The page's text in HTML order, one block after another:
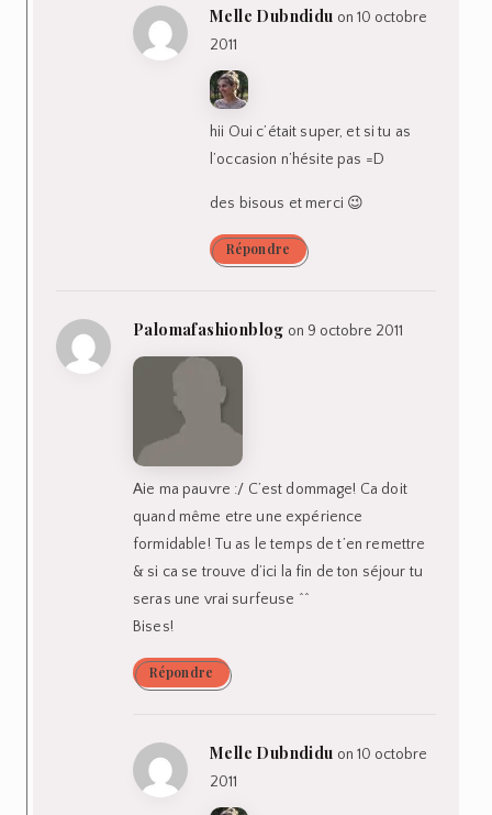
Melle Dubndidu on 10 octobre
2011
hii Oui c’était super, et si tu as
l’occasion n’hésite pas =D
des bisous et merci 😉
Répondre
Palomafashionblog on 9 octobre 2011
Aie ma pauvre :/ C’est dommage! Ca doit
quand même etre une expérience
formidable! Tu as le temps de t’en remettre
& si ca se trouve d’ici la fin de ton séjour tu
seras une vrai surfeuse ^^
Bises!
Répondre
Melle Dubndidu on 10 octobre
2011